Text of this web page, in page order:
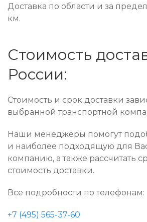
Доставка по области и за
км.
Стоимость
России:
Стоимость и срок доставки
выбранной транспортной
Наши менеджеры помогут
и наиболее подходящую для
компанию, а также рассчитать
стоимость доставки.
Все подробности по телефонам:
+7 (495) 565-37-60